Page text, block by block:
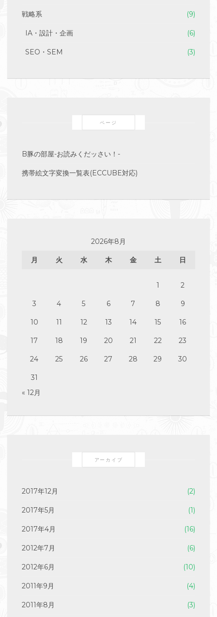
戦略系 (9)
IA・設計・企画 (6)
SEO・SEM (3)
ページ
B豚の部屋-お読みくだッさい！-
携帯絵文字変換一覧表(ECCUBE対応)
2026年8月
月 火 水 木 金 土 日
1 2
3 4 5 6 7 8 9
10 11 12 13 14 15 16
17 18 19 20 21 22 23
24 25 26 27 28 29 30
31
« 12月
アーカイブ
2017年12月 (2)
2017年5月 (1)
2017年4月 (16)
2012年7月 (6)
2012年6月 (10)
2011年9月 (4)
2011年8月 (3)